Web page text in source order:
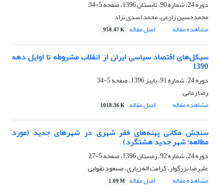
دوره 24، شماره 90، تابستان 1396، صفحه
5-34
محمدحسین زارعی، محمد اسدی نزاد
مشاهده مقاله
اصل مقاله 958.47 K
سیکل‌های اقتصاد سیاسی ایران از انقلاب مشروطه تا اوایل دهه
1390
دوره 24، شماره 91، پاییز 1396، صفحه
5-34
رضا زمانی
مشاهده مقاله
اصل مقاله 1018.36 K
سنجش مکانی پهنه‌های فقر شهری در شهرهای جدید (مورد
مطالعه: شهر جدید هشتگرد)
دوره 24، شماره 92، زمستان 1396، صفحه
5-27
علیرضا بزرگوار، کرامت اله زیاری، مسعود تقوایی
مشاهده مقاله
اصل مقاله 1.09 M